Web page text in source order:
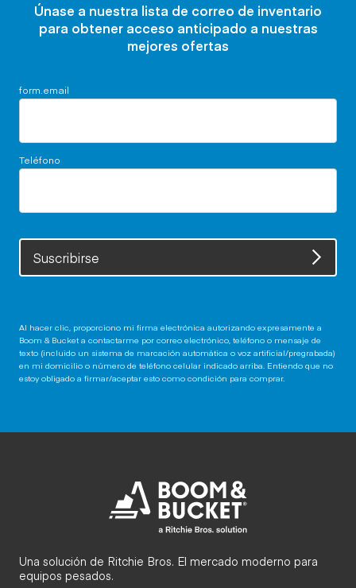
Únase a nuestra lista de correo de inventario
para obtener acceso anticipado a nuestras
mejores ofertas
form.email
Teléfono
Suscribirse
Al hacer clic, proporciono mi firma electrónica autorizando expresamente a
Boom & Bucket a contactarme por correo electrónico, teléfono o mensaje de
texto (incluido un sistema de marcación automática o voz artificial/pregrabada)
en mi domicilio o número de teléfono celular indicado arriba. Entiendo que no
estoy obligado a firmar/aceptar esto como condición para comprar.
Una solución de Ritchie Bros. El mercado moderno para
equipos pesados.